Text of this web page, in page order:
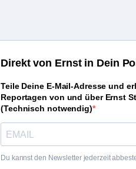
Direkt von Ernst in Dein
Teile Deine E-Mail-Adresse und
Reportagen von und über Ernst
(Technisch notwendig)
Du kannst den Newsletter jederzeit